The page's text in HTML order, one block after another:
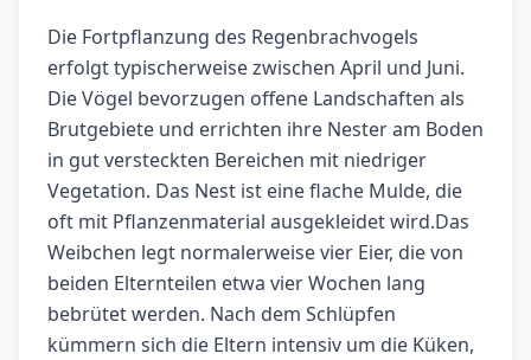
Die Fortpflanzung des Regenbrachvogels
erfolgt typischerweise zwischen April und Juni.
Die Vögel bevorzugen offene Landschaften als
Brutgebiete und errichten ihre Nester am Boden
in gut versteckten Bereichen mit niedriger
Vegetation. Das Nest ist eine flache Mulde, die
oft mit Pflanzenmaterial ausgekleidet wird.Das
Weibchen legt normalerweise vier Eier, die von
beiden Elternteilen etwa vier Wochen lang
bebrütet werden. Nach dem Schlüpfen
kümmern sich die Eltern intensiv um die Küken,